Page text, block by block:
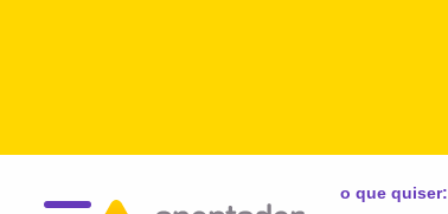
o que quiser: